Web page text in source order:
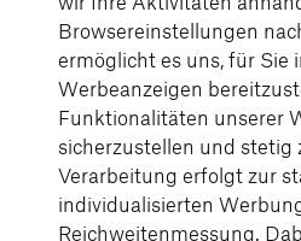
eingewebtem weißem
anpassen. Bündchen und
Rippe gefertigt. Ein großer
Logoprint auf den Ärmeln
3D-Logodruck im
Design des sportlichen
Farbe: schwarz/weiß
Browsereinstellungen
ermöglicht es uns, für Sie
Werbeanzeigen
Funktionalitäten unserer
sicherzustellen und stetig
Verarbeitung erfolgt zur
individualisierten
Reichweitenmessung.